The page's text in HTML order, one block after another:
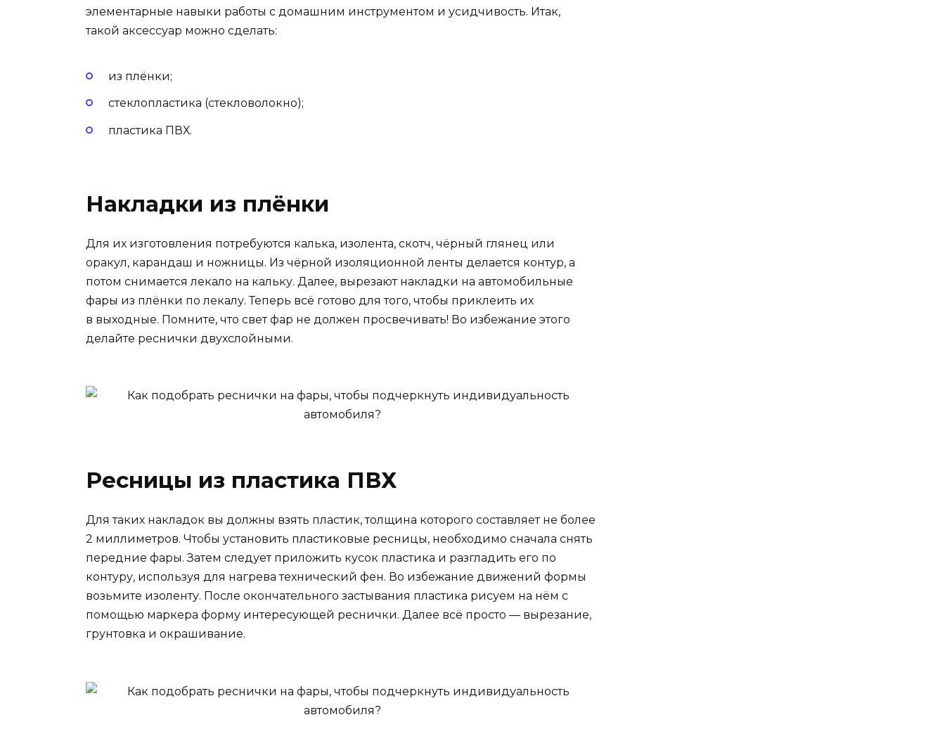
элементарные навыки работы с домашним инструментом и усидчивость. Итак,
такой аксессуар можно сделать:
из плёнки;
стеклопластика (стекловолокно);
пластика ПВХ.
Накладки из плёнки
Для их изготовления потребуются калька, изолента, скотч, чёрный глянец или
оракул, карандаш и ножницы. Из чёрной изоляционной ленты делается контур, а
потом снимается лекало на кальку. Далее, вырезают накладки на автомобильные
фары из плёнки по лекалу. Теперь всё готово для того, чтобы приклеить их
в выходные. Помните, что свет фар не должен просвечивать! Во избежание этого
делайте реснички двухслойными.
Ресницы из пластика ПВХ
Для таких накладок вы должны взять пластик, толщина которого составляет не более
2 миллиметров. Чтобы установить пластиковые ресницы, необходимо сначала снять
передние фары. Затем следует приложить кусок пластика и разгладить его по
контуру, используя для нагрева технический фен. Во избежание движений формы
возьмите изоленту. После окончательного застывания пластика рисуем на нём с
помощью маркера форму интересующей реснички. Далее всё просто — вырезание,
грунтовка и окрашивание.